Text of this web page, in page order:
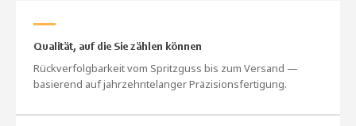
Qualität, auf die Sie zählen können
Rückverfolgbarkeit vom Spritzguss bis zum Versand —
basierend auf jahrzehntelanger Präzisionsfertigung.